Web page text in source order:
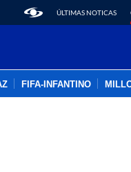
ÚLTIMAS NOTICAS
FIFA-INFANTINO